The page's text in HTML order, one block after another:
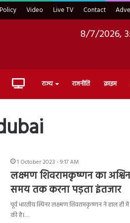
Video Live TV Contact
8/7/2026,
Live राज्य राजनीति क्राइम
1 October 2023 - 9:17 AM
लक्ष्मण शिवरामकृष्णन का
समय तक करना पड़ता इंतजार
पूर्व भारतीय स्पिनर लक्ष्मण शिवरामकृष्णन ने हाल ही
की है।…